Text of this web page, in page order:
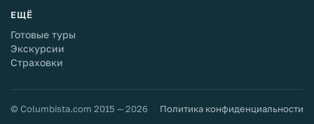
ЕЩЁ
Готовые туры
Экскурсии
Страховки
© Columbista.com 2015 — 2026 Политика конфиденциальности